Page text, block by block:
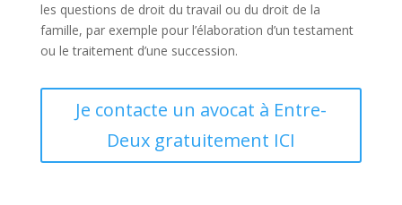
les questions de droit du travail ou du droit de la
famille, par exemple pour l’élaboration d’un testament
ou le traitement d’une succession.
Je contacte un avocat à Entre-
Deux gratuitement ICI